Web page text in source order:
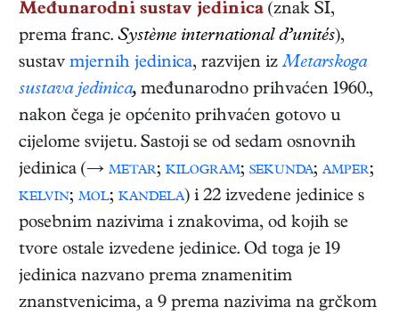
Međunarodni sustav jedinica (znak SI,
prema franc. Système international d’unités),
sustav mjernih jedinica, razvijen izMetarskoga
sustava jedinica, međunarodno prihvaćen 1960.,
nakon čega je općenito prihvaćen gotovo u
cijelome svijetu. Sastoji se od sedam osnovnih
jedinica (→ metar; kilogram; sekunda; amper;
kelvin; mol; kandela) i 22 izvedene jedinice s
posebnim nazivima i znakovima, od kojih se
tvore ostale izvedene jedinice. Od toga je 19
jedinica nazvano prema znamenitim
znanstvenicima, a 9 prema nazivima na grčkom